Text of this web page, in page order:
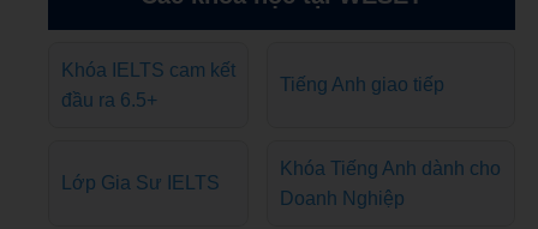
Khóa IELTS cam kết
đầu ra 6.5+
Tiếng Anh giao tiếp
Lớp Gia Sư IELTS
Khóa Tiếng Anh dành cho
Doanh Nghiệp